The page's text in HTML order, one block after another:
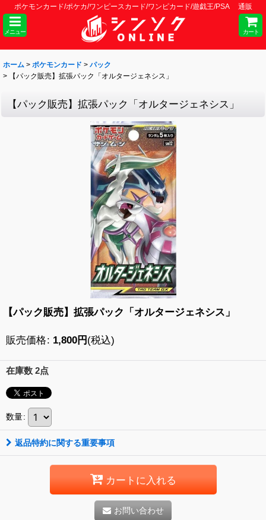
ポケモンカード/ポケカ/ワンピースカード/ワンピカード/遊戯王/PSA 通販
メニュー カート
ホーム > ポケモンカード > パック
>
【パック販売】拡張パック「オルタージェネシス」
【パック販売】拡張パック「オルタージェネシス」
【パック販売】拡張パック「オルタージェネシス」
販売価格: 1,800円 (税込)
在庫数 2点
数量:
返品特約に関する重要事項
カートに入れる
お問い合わせ